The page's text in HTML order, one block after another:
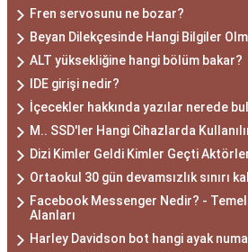
Fren servosunu ne bozar?
Beyan Dilekçesinde Hangi Bilgiler
ALT yüksekliğine hangi bölüm bakar?
IDE girişi nedir?
İçecekler hakkında yazılar nerede
M.. SSD'ler Hangi Cihazlarda
Dizi Kimler Geldi Kimler Geçti
Ortaokul 30 gün devamsızlık sınırı
Facebook Messenger Nedir? -
Alanları
Harley Davidson bot hangi ayak